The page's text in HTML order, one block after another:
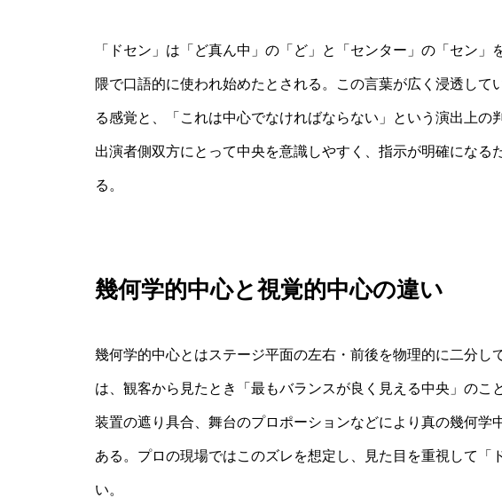
「ドセン」は「ど真ん中」の「ど」と「センター」の「セン
隈で口語的に使われ始めたとされる。この言葉が広く浸透して
る感覚と、「これは中心でなければならない」という演出上の
出演者側双方にとって中央を意識しやすく、指示が明確になる
る。
幾何学的中心と視覚的中心の違い
幾何学的中心とはステージ平面の左右・前後を物理的に二分し
は、観客から見たとき「最もバランスが良く見える中央」のこ
装置の遮り具合、舞台のプロポーションなどにより真の幾何学
ある。プロの現場ではこのズレを想定し、見た目を重視して「
い。